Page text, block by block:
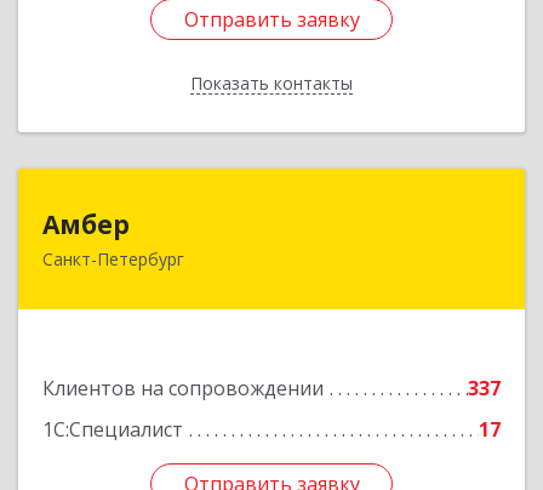
Отправить заявку
Показать контакты
Отправить заявку
Назад
Амбер
Санкт-Петербург
Клиентов на сопровождении
337
1С:Специалист
17
Отправить заявку
191119, Санкт-Петербург г, Правды ул, дом №
Отправить заявку